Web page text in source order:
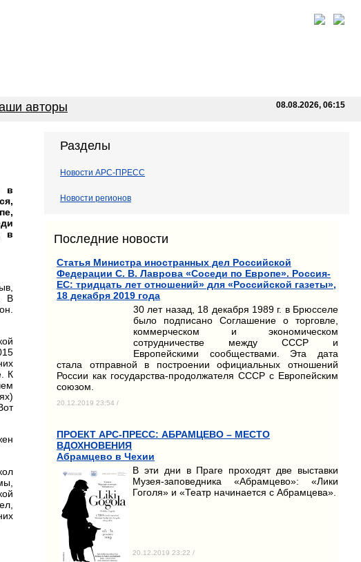
авторы 08.08.2026, 06:15
в
в
В
К
Разделы
Новости АРС-ПРЕСС
Новости регионов
Последние новости
Статья Министра иностранных дел Российской
Федерации С. В. Лаврова «Соседи по Европе». Россия-
ЕС: тридцать лет отношений» для «Российской газеты»,
18 декабря 2019 года
30 лет назад, 18 декабря 1989 г. в Брюсселе
было подписано Соглашение о торговле,
коммерческом и экономическом
сотрудничестве между СССР и
Европейскими сообществами. Эта дата
стала отправной в построении официальных отношений
России как государства-продолжателя СССР с Европейским
союзом.
20.12.2019 23:54 /
ПРОЕКТ АРС-ПРЕСС: АБРАМЦЕВО – МЕСТО
ВДОХНОВЕНИЯ
Абрамцево в Чехии
В эти дни в Праге проходят две выставки
Музея-заповедника «Абрамцево»: «Лики
Гоголя» и «Театр начинается с Абрамцева».
20.12.2019 23:22 /